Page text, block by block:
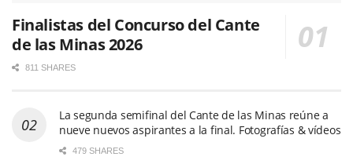
Finalistas del Concurso del Cante
de las Minas 2026
811 SHARES
La segunda semifinal del Cante de las Minas reúne a
nueve nuevos aspirantes a la final. Fotografías & vídeos
479 SHARES